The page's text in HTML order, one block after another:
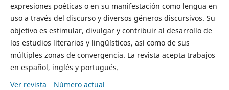
expresiones poéticas o en su manifestación como lengua en
uso a través del discurso y diversos géneros discursivos. Su
objetivo es estimular, divulgar y contribuir al desarrollo de
los estudios literarios y lingüísticos, así como de sus
múltiples zonas de convergencia. La revista acepta trabajos
en español, inglés y portugués.
Ver revista
Número actual